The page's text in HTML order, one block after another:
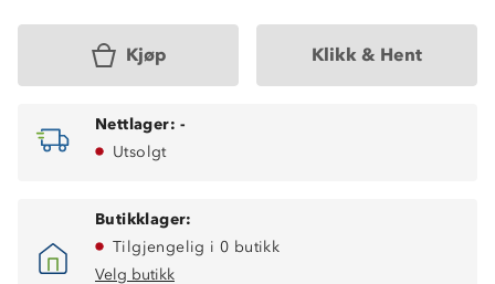
Kjøp Klikk & Hent
Nettlager: -
Utsolgt
Butikklager:
Tilgjengelig i 0 butikk
Velg butikk